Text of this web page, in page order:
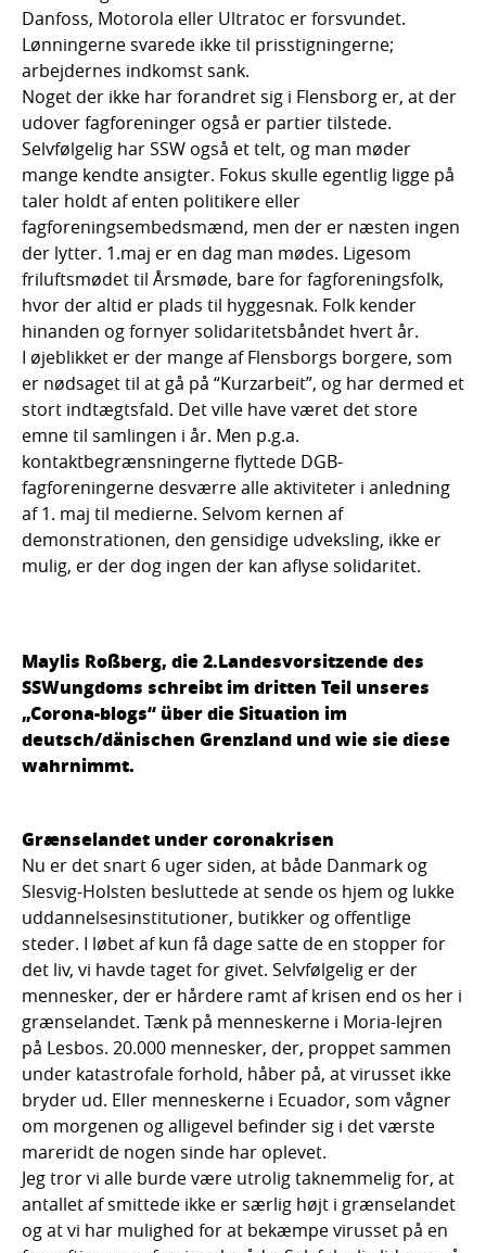
Danfoss, Motorola eller Ultratoc er forsvundet.
Lønningerne svarede ikke til prisstigningerne;
arbejdernes indkomst sank.
Noget der ikke har forandret sig i Flensborg er, at der
udover fagforeninger også er partier tilstede.
Selvfølgelig har SSW også et telt, og man møder
mange kendte ansigter. Fokus skulle egentlig ligge på
taler holdt af enten politikere eller
fagforeningsembedsmænd, men der er næsten ingen
der lytter. 1.maj er en dag man mødes. Ligesom
friluftsmødet til Årsmøde, bare for fagforeningsfolk,
hvor der altid er plads til hyggesnak. Folk kender
hinanden og fornyer solidaritetsbåndet hvert år.
I øjeblikket er der mange af Flensborgs borgere, som
er nødsaget til at gå på “Kurzarbeit”, og har dermed et
stort indtægtsfald. Det ville have været det store
emne til samlingen i år. Men p.g.a.
kontaktbegrænsningerne flyttede DGB-
fagforeningerne desværre alle aktiviteter i anledning
af 1. maj til medierne. Selvom kernen af
demonstrationen, den gensidige udveksling, ikke er
mulig, er der dog ingen der kan aflyse solidaritet.
Maylis Roßberg, die 2.Landesvorsitzende des
SSWungdoms schreibt im dritten Teil unseres
„Corona-blogs“ über die Situation im
deutsch/dänischen Grenzland und wie sie diese
wahrnimmt.
Grænselandet under coronakrisen
Nu er det snart 6 uger siden, at både Danmark og
Slesvig-Holsten besluttede at sende os hjem og lukke
uddannelsesinstitutioner, butikker og offentlige
steder. I løbet af kun få dage satte de en stopper for
det liv, vi havde taget for givet. Selvfølgelig er der
mennesker, der er hårdere ramt af krisen end os her i
grænselandet. Tænk på menneskerne i Moria-lejren
på Lesbos. 20.000 mennesker, der, proppet sammen
under katastrofale forhold, håber på, at virusset ikke
bryder ud. Eller menneskerne i Ecuador, som vågner
om morgenen og alligevel befinder sig i det værste
mareridt de nogen sinde har oplevet.
Jeg tror vi alle burde være utrolig taknemmelig for, at
antallet af smittede ikke er særlig højt i grænselandet
og at vi har mulighed for at bekæmpe virusset på en